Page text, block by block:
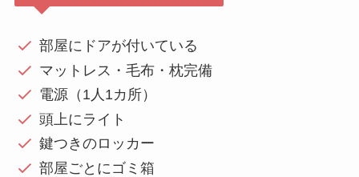
部屋にドアが付いている
マットレス・毛布・枕完備
電源（1人1カ所）
頭上にライト
鍵つきのロッカー
部屋ごとにゴミ箱